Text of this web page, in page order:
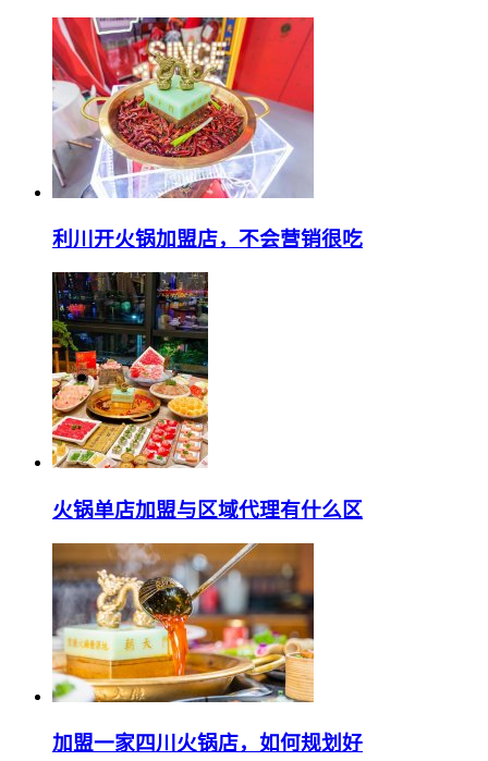
利川开火锅加盟店，不会营销很吃
火锅单店加盟与区域代理有什么区
加盟一家四川火锅店，如何规划好